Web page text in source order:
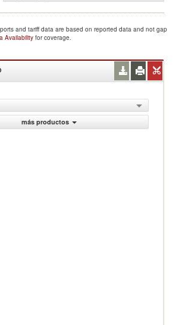
and tariff data are based on reported data and not gap
Availability for coverage.
más productos